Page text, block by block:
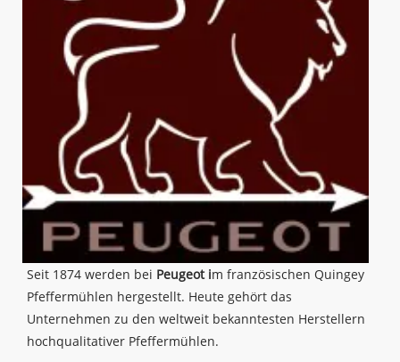
Seit 1874 werden bei Peugeot im französischen Quingey
Pfeffermühlen hergestellt. Heute gehört das
Unternehmen zu den weltweit bekanntesten Herstellern
hochqualitativer Pfeffermühlen.